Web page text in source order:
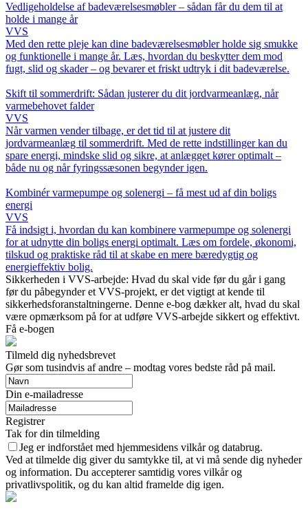
Vedligeholdelse af badeværelsesmøbler – sådan får du dem til at
holde i mange år
VVS
Med den rette pleje kan dine badeværelsesmøbler holde sig smukke
og funktionelle i mange år. Læs, hvordan du beskytter dem mod
fugt, slid og skader – og bevarer et friskt udtryk i dit badeværelse.
Skift til sommerdrift: Sådan justerer du dit jordvarmeanlæg, når
varmebehovet falder
VVS
Når varmen vender tilbage, er det tid til at justere dit
jordvarmeanlæg til sommerdrift. Med de rette indstillinger kan du
spare energi, mindske slid og sikre, at anlægget kører optimalt –
både nu og når fyringssæsonen begynder igen.
Kombinér varmepumpe og solenergi – få mest ud af din boligs
energi
VVS
Få indsigt i, hvordan du kan kombinere varmepumpe og solenergi
for at udnytte din boligs energi optimalt. Læs om fordele, økonomi,
tilskud og praktiske råd til at skabe en mere bæredygtig og
energieffektiv bolig.
Sikkerheden i VVS-arbejde: Hvad du skal vide før du går i gang
før du påbegynder et VVS-projekt, er det vigtigt at kende til
sikkerhedsforanstaltningerne. Denne e-bog dækker alt, hvad du skal
være opmærksom på for at udføre VVS-arbejde sikkert og effektivt.
Få e-bogen
Tilmeld dig nyhedsbrevet
Gør som tusindvis af andre – modtag vores bedste råd på mail.
Din e-mailadresse
Registrer
Tak for din tilmelding
Jeg er indforstået med hjemmesidens vilkår og databrug.
Ved at tilmelde dig giver du samtykke til, at vi må sende dig nyheder
og information. Du accepterer samtidig vores vilkår og
privatlivspolitik, og du kan altid framelde dig igen.